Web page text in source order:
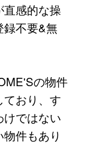
直感的な操
録不要&無
の物件
おり、す
ではない
件もあり